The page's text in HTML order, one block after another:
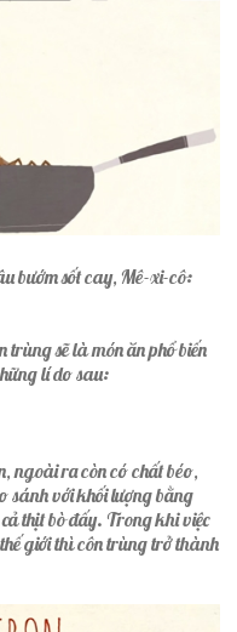
bướm sốt cay, Mê-xi-cô:
sẽ là món ăn phổ biến
lí do sau:
ngoài ra còn có chất béo,
sánh với khối lượng bằng
thịt bò đấy. Trong khi việc
giới thì côn trùng trở thành